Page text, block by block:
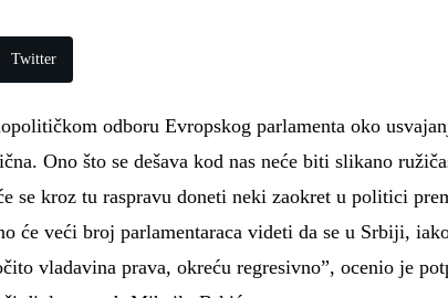
Twitter
odboru Evropskog parlamenta oko
Ono što se dešava kod nas neće biti slikano
se kroz tu raspravu doneti neki zaokret u politici
će veći broj parlamentaraca videti da se u Srbiji,
vladavina prava, okreću regresivno”, ocenio je